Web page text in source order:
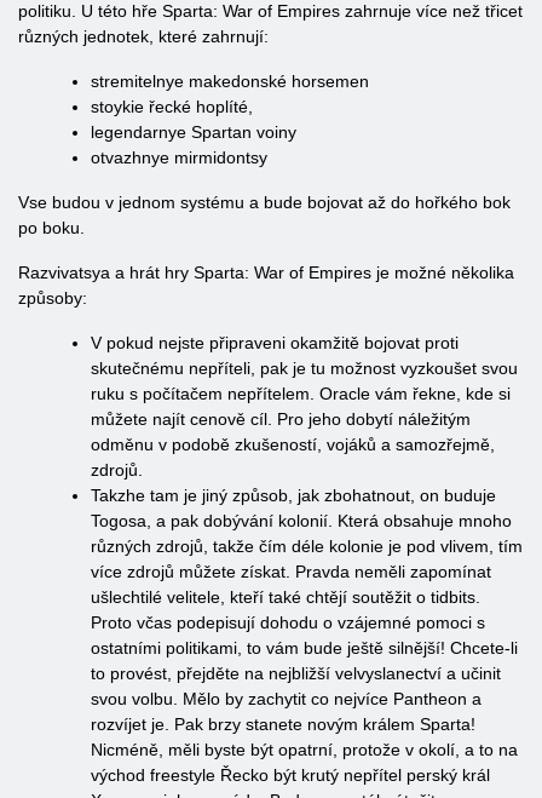
politiku. U této hře Sparta: War of Empires zahrnuje více než třicet
různých jednotek, které zahrnují:
stremitelnye makedonské horsemen
stoykie řecké hoplíté,
legendarnye Spartan voiny
otvazhnye mirmidontsy
Vse budou v jednom systému a bude bojovat až do hořkého bok
po boku.
Razvivatsya a hrát hry Sparta: War of Empires je možné několika
způsoby:
V pokud nejste připraveni okamžitě bojovat proti
skutečnému nepříteli, pak je tu možnost vyzkoušet svou
ruku s počítačem nepřítelem. Oracle vám řekne, kde si
můžete najít cenově cíl. Pro jeho dobytí náležitým
odměnu v podobě zkušeností, vojáků a samozřejmě,
zdrojů.
Takzhe tam je jiný způsob, jak zbohatnout, on buduje
Togosa, a pak dobývání kolonií. Která obsahuje mnoho
různých zdrojů, takže čím déle kolonie je pod vlivem, tím
více zdrojů můžete získat. Pravda neměli zapomínat
ušlechtilé velitele, kteří také chtějí soutěžit o tidbits.
Proto včas podepisují dohodu o vzájemné pomoci s
ostatními politikami, to vám bude ještě silnější! Chcete-li
to provést, přejděte na nejbližší velvyslanectví a učinit
svou volbu. Mělo by zachytit co nejvíce Pantheon a
rozvíjet je. Pak brzy stanete novým králem Sparta!
Nicméně, měli byste být opatrní, protože v okolí, a to na
východ freestyle Řecko být krutý nepřítel perský král